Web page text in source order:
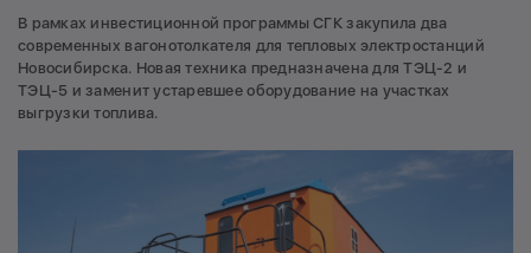
В рамках инвестиционной программы СГК закупила два
современных вагонотолкателя для тепловых электростанций
Новосибирска. Новая техника предназначена для ТЭЦ-2 и
ТЭЦ-5 и заменит устаревшее оборудование на участках
выгрузки топлива.